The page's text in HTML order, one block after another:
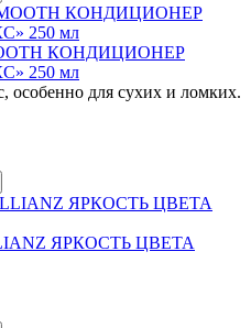
КОНДИЦИОНЕР
250 мл
особенно для сухих и ломких.
ЯРКОСТЬ ЦВЕТА